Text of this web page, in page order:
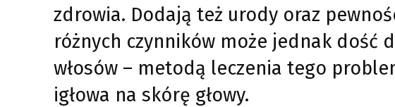
zdrowia. Dodają też urody oraz
różnych czynników może jednak dość
włosów – metodą leczenia tego
igłowa na skórę głowy.